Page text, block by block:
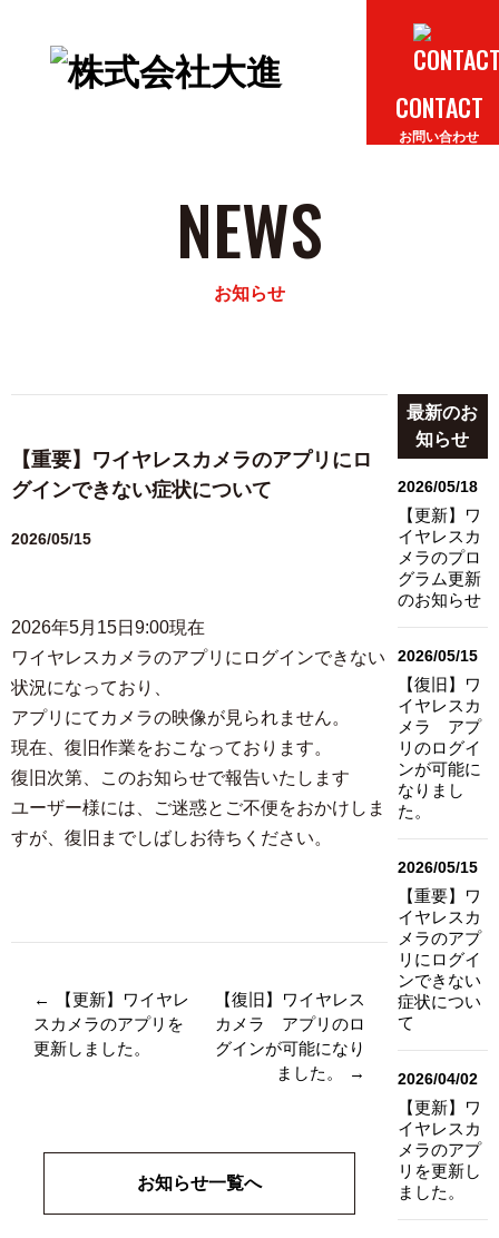
HOME
ホーム
CONTACT
お問い合わせ
NEWS
お知らせ
【重要】ワイヤレスカメラのアプリにロ
グインできない症状について
2026/05/15
2026年5月15日9:00現在
ワイヤレスカメラのアプリにログインできない
状況になっており、
アプリにてカメラの映像が見られません。
現在、復旧作業をおこなっております。
復旧次第、このお知らせで報告いたします
ユーザー様には、ご迷惑とご不便をおかけしま
すが、復旧までしばしお待ちください。
←
【更新】ワイヤレ
スカメラのアプリを
更新しました。
【復旧】ワイヤレス
カメラ アプリのロ
グインが可能になり
ました。
→
お知らせ一覧へ
最新のお
知らせ
2026/05/18
【更新】ワ
イヤレスカ
メラのプロ
グラム更新
のお知らせ
2026/05/15
【復旧】ワ
イヤレスカ
メラ アプ
リのログイ
ンが可能に
なりまし
た。
2026/05/15
【重要】ワ
イヤレスカ
メラのアプ
リにログイ
ンできない
症状につい
て
2026/04/02
【更新】ワ
イヤレスカ
メラのアプ
リを更新し
ました。